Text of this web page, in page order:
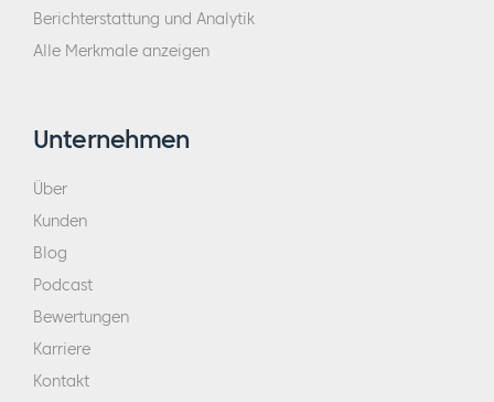
Berichterstattung und Analytik
Alle Merkmale anzeigen
Unternehmen
Über
Kunden
Blog
Podcast
Bewertungen
Karriere
Kontakt